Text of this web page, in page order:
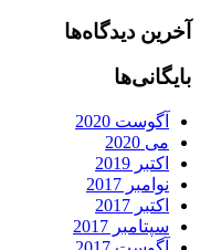
آخرین دیدگاه‌ها
بایگانی‌ها
آگوست 2020
می 2020
اکتبر 2019
نوامبر 2017
اکتبر 2017
سپتامبر 2017